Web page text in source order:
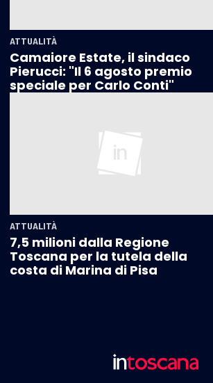
ATTUALITÀ
Camaiore Estate, il sindaco
Pierucci: "Il 6 agosto premio
speciale per Carlo Conti"
ATTUALITÀ
7,5 milioni dalla Regione
Toscana per la tutela della
costa di Marina di Pisa